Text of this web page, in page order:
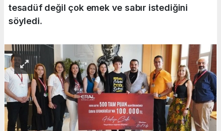
tesadüf değil çok emek ve sabır istediğini
söyledi.